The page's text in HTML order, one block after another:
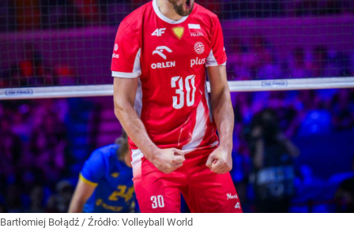
Bartłomiej Bołądź / Źródło: Volleyball World